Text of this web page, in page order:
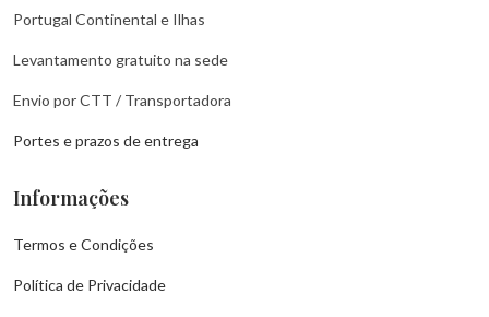
Portugal Continental e Ilhas
Levantamento gratuito na sede
Envio por CTT / Transportadora
Portes e prazos de entrega
Informações
Termos e Condições
Política de Privacidade